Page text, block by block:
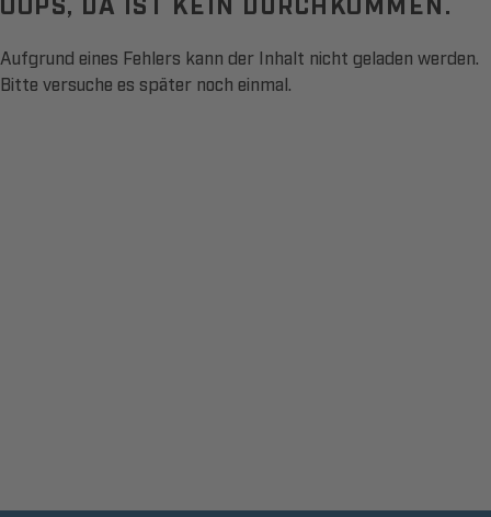
Aufgrund eines Fehlers kann der Inhalt nicht geladen werden.
Bitte versuche es später noch einmal.